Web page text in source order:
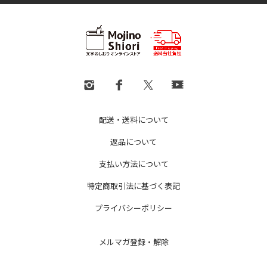
配送・送料について
返品について
支払い方法について
特定商取引法に基づく表記
プライバシーポリシー
メルマガ登録・解除